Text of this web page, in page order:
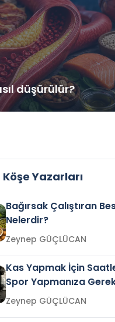
düşürülür?
Köşe Yazarları
Bağırsak Çalıştıran
Nelerdir?
Zeynep GÜÇLÜCAN
Kas Yapmak İçin
Spor Yapmanıza
Zeynep GÜÇLÜCAN